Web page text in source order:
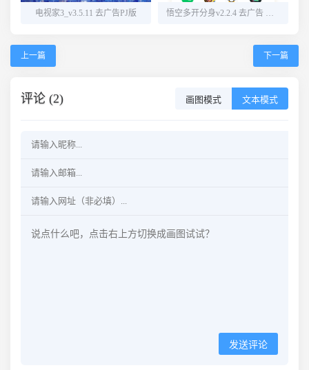
电视家3_v3.5.11 去广告PJ版 悟空多开分身v2.2.4 去广告 解锁会员
上一篇 下一篇
评论 (2) 画图模式 文本模式
发送评论